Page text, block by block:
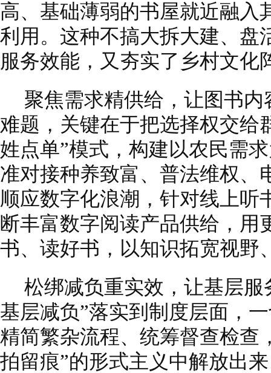
高、基础薄弱的书屋就近融入
利用。这种不搞大拆大建、盘
服务效能，又夯实了乡村文化
聚焦需求精供给，让图书内
难题，关键在于把选择权交给
姓点单”模式，构建以农民需
准对接种养致富、普法维权、
顺应数字化浪潮，针对线上听
断丰富数字阅读产品供给，用
书、读好书，以知识拓宽视野
松绑减负重实效，让基层服
基层减负”落实到制度层面，
精简繁杂流程、统筹督查检查
拍留痕”的形式主义中解放出